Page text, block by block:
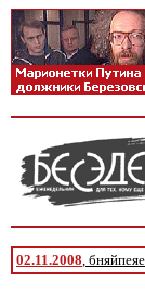
02.11.2008,